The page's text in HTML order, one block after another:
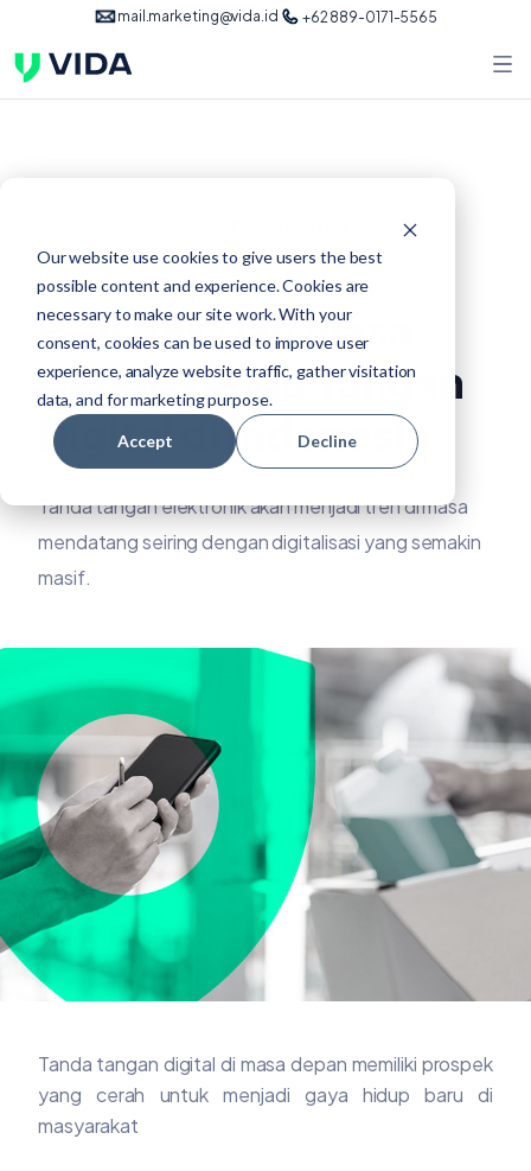
Our website use cookies to give users the best
possible content and experience. Cookies are
necessary to make our site work. With your
consent, cookies can be used to improve user
experience, analyze website traffic, gather visitation
data, and for marketing purpose.
Accept Decline
mail.marketing@vida.id +62 889-0171-5565
Prospek dan Masa
Depan Tanda Tangan
Digital di Indonesia
Tanda tangan elektronik akan menjadi tren di masa
mendatang seiring dengan digitalisasi yang semakin
masif.
Tanda tangan digital di masa depan memiliki prospek
yang cerah untuk menjadi gaya hidup baru di
masyarakat